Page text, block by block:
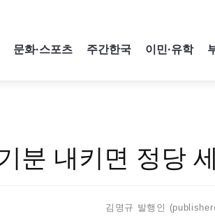
문화·스포츠 주간한국 이민·유학
분 내키면 정당
김명규 발행인